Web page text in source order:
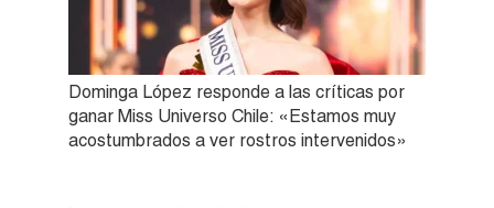
Dominga López responde a las críticas por
ganar Miss Universo Chile: «Estamos muy
acostumbrados a ver rostros intervenidos»